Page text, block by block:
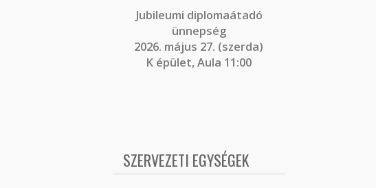
Jubileumi diplomaátadó
ünnepség
2026. május 27. (szerda)
K épület, Aula 11:00
SZERVEZETI EGYSÉGEK